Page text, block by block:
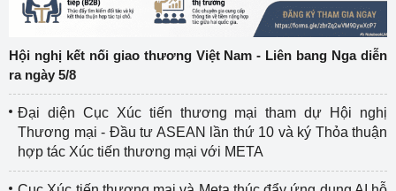
Hội nghị kết nối giao thương Việt Nam - Liên bang Nga diễn
ra ngày 5/8
Đại diện Cục Xúc tiến thương mại tham dự Hội nghị
Thương mại - Đầu tư ASEAN lần thứ 10 và ký Thỏa thuận
hợp tác Xúc tiến thương mại với META